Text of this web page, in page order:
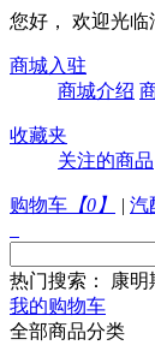
您好， 欢迎光临
商城入驻
商城介绍
收藏夹
关注的商品
购物车 【0 】 | 汽
热门搜索： 康明
我的购物车
全部商品分类